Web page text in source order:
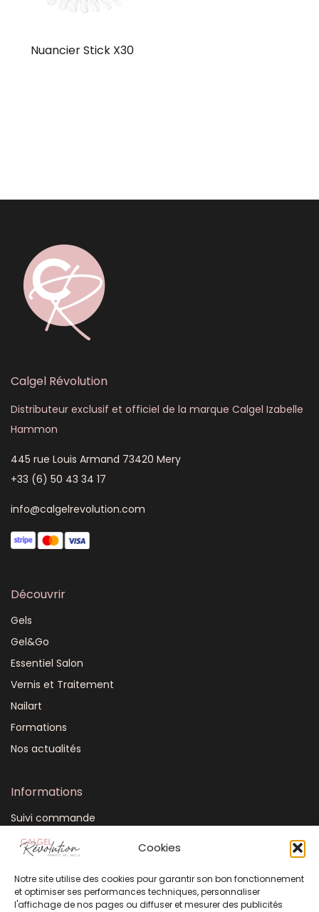
Cookies
Notre site utilise des cookies pour garantir son bon fonctionnement
et optimiser ses performances techniques, personnaliser
l'affichage de nos pages ou diffuser et mesurer des publicités
Nuancier Stick X30
Calgel Révolution
Distributeur exclusif et officiel de la marque Calgel Izabelle
Hammon
445 rue Louis Armand 73420 Mery
+33 (6) 50 43 34 17
info@calgelrevolution.com
Découvrir
Gels
Gel&Go
Essentiel Salon
Vernis et Traitement
Nailart
Formations
Nos actualités
Informations
Suivi commande
Mon compte
CGV
FAQ
Plan du site